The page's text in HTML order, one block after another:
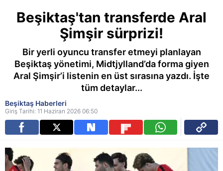
Beşiktaş'tan transferde Aral
Şimşir sürprizi!
Bir yerli oyuncu transfer etmeyi planlayan
Beşiktaş yönetimi, Midtjylland’da forma giyen
Aral Şimşir’i listenin en üst sırasına yazdı. İşte
tüm detaylar...
Beşiktaş Haberleri
Giriş Tarihi: 11 Haziran 2026 06:50